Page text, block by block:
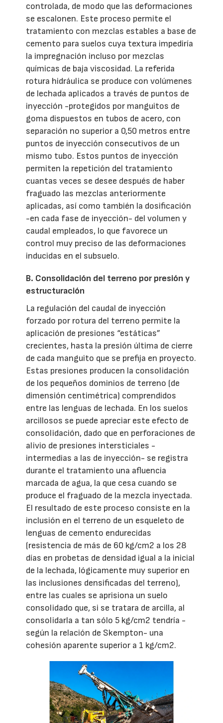
controlada, de modo que las deformaciones
se escalonen. Este proceso permite el
tratamiento con mezclas estables a base de
cemento para suelos cuya textura impediría
la impregnación incluso por mezclas
químicas de baja viscosidad. La referida
rotura hidráulica se produce con volúmenes
de lechada aplicados a través de puntos de
inyección -protegidos por manguitos de
goma dispuestos en tubos de acero, con
separación no superior a 0,50 metros entre
puntos de inyección consecutivos de un
mismo tubo. Estos puntos de inyección
permiten la repetición del tratamiento
cuantas veces se desee después de haber
fraguado las mezclas anteriormente
aplicadas, así como también la dosificación
-en cada fase de inyección- del volumen y
caudal empleados, lo que favorece un
control muy preciso de las deformaciones
inducidas en el subsuelo.
B. Consolidación del terreno por presión y
estructuración
La regulación del caudal de inyección
forzado por rotura del terreno permite la
aplicación de presiones “estáticas”
crecientes, hasta la presión última de cierre
de cada manguito que se prefija en proyecto.
Estas presiones producen la consolidación
de los pequeños dominios de terreno (de
dimensión centimétrica) comprendidos
entre las lenguas de lechada. En los suelos
arcillosos se puede apreciar este efecto de
consolidación, dado que en perforaciones de
alivio de presiones intersticiales -
intermedias a las de inyección- se registra
durante el tratamiento una afluencia
marcada de agua, la que cesa cuando se
produce el fraguado de la mezcla inyectada.
El resultado de este proceso consiste en la
inclusión en el terreno de un esqueleto de
lenguas de cemento endurecidas
(resistencia de más de 60 kg/cm2 a los 28
días en probetas de densidad igual a la inicial
de la lechada, lógicamente muy superior en
las inclusiones densificadas del terreno),
entre las cuales se aprisiona un suelo
consolidado que, si se tratara de arcilla, al
consolidarla a tan sólo 5 kg/cm2 tendría -
según la relación de Skempton- una
cohesión aparente superior a 1 kg/cm2.